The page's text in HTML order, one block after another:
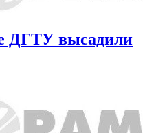
ДГТУ высадили